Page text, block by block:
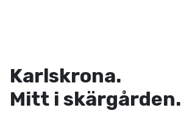
Karlskrona.
Mitt i skärgården.